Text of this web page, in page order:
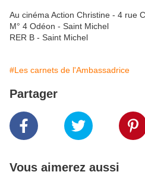
Au cinéma Action Christine - 4 rue
M° 4 Odéon - Saint Michel
RER B - Saint Michel
#Les carnets de l'Ambassadrice
Partager
Vous aimerez aussi